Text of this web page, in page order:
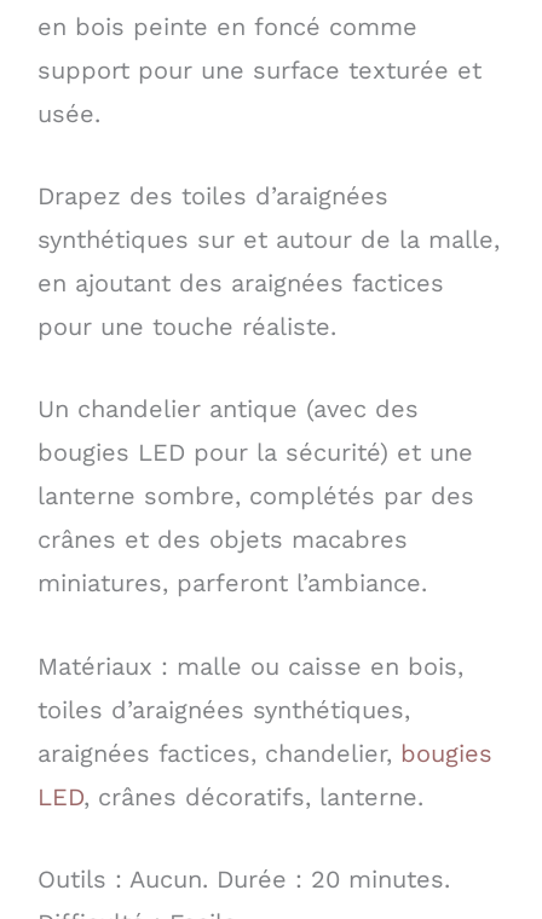
en bois peinte en foncé comme
support pour une surface texturée et
usée.
Drapez des toiles d’araignées
synthétiques sur et autour de la malle,
en ajoutant des araignées factices
pour une touche réaliste.
Un chandelier antique (avec des
bougies LED pour la sécurité) et une
lanterne sombre, complétés par des
crânes et des objets macabres
miniatures, parferont l’ambiance.
Matériaux : malle ou caisse en bois,
toiles d’araignées synthétiques,
araignées factices, chandelier, bougies
LED, crânes décoratifs, lanterne.
Outils : Aucun. Durée : 20 minutes.